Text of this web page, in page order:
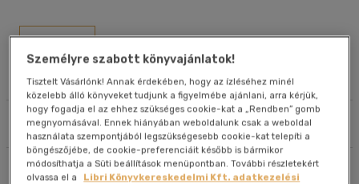
Művei
Olvasói vélemények
Szűrés Rendezés
Cím szerint A-Z
Szerző szerint A-Z
Megjelenítés
20 db / oldal
40 db / oldal
Összesen4db
Személyre szabott könyvajánlatok!
Tisztelt Vásárlónk! Annak érdekében, hogy az ízléséhez minél
közelebb álló könyveket tudjunk a figyelmébe ajánlani, arra kérjük,
hogy fogadja el az ehhez szükséges cookie-kat a „Rendben” gomb
megnyomásával. Ennek hiányában weboldalunk csak a weboldal
használata szempontjából legszükségesebb cookie-kat telepíti a
böngészőjébe, de cookie-preferenciáit később is bármikor
módosíthatja a Süti beállítások menüpontban. További részletekért
olvassa el a
Libri Könyvkereskedelmi Kft. adatkezelési